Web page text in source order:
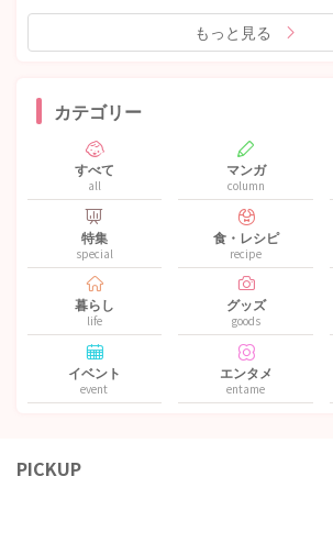
もっと見る
カテゴリー
すべて
all
マンガ
column
特集
special
食・レシピ
recipe
暮らし
life
グッズ
goods
イベント
event
エンタメ
entame
PICKUP